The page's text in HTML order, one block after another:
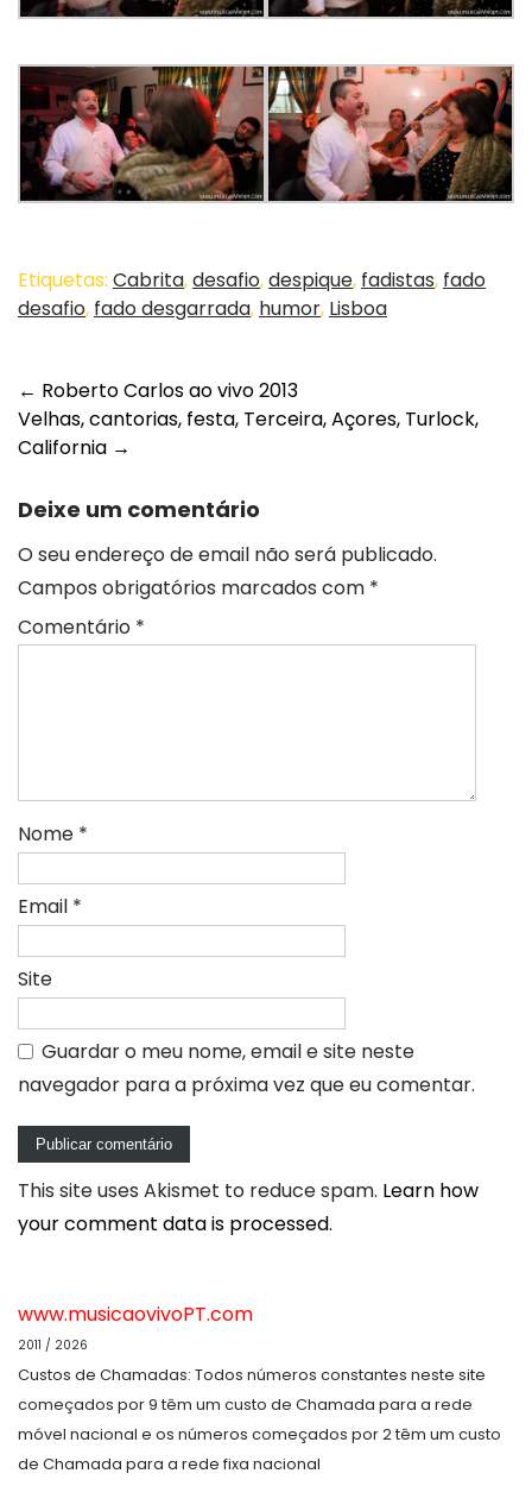
Etiquetas: Cabrita,desafio,despique, fadistas, fado
desafio, fado desgarrada, humor, Lisboa
Post
navigation
← Roberto Carlos ao vivo 2013
Velhas, cantorias, festa, Terceira, Açores, Turlock,
California →
Deixe um comentário
O seu endereço de email não será publicado.
Campos obrigatórios marcados com *
Comentário *
Nome *
Email *
Site
Guardar o meu nome, email e site neste
navegador para a próxima vez que eu comentar.
This site uses Akismet to reduce spam. Learn how
your comment data is processed.
www.musicaovivoPT.com
2011 / 2026
Custos de Chamadas: Todos números constantes neste site
começados por 9 têm um custo de Chamada para a rede
móvel nacional e os números começados por 2 têm um custo
de Chamada para a rede fixa nacional